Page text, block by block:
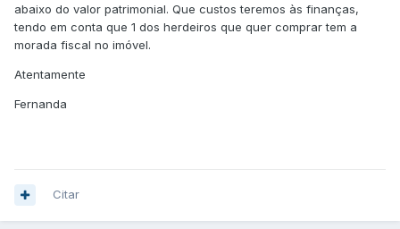
abaixo do valor patrimonial. Que custos teremos às finanças,
tendo em conta que 1 dos herdeiros que quer comprar tem a
morada fiscal no imóvel.
Atentamente
Fernanda
Citar